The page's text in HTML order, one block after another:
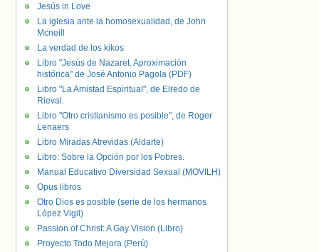
Jesús in Love
La iglesia ante la homosexualidad, de John
Mcneill
La verdad de los kikos
Libro "Jesús de Nazaret. Aproximación
histórica" de José Antonio Pagola (PDF)
Libro "La Amistad Espiritual", de Elredo de
Rieval.
Libro "Otro cristianismo es posible", de Roger
Lenaers
Libro Miradas Atrevidas (Aldarte)
Libro: Sobre la Opción por los Pobres.
Manual Educativo Diversidad Sexual (MOVILH)
Opus libros
Otro Dios es posible (serie de los hermanos
López Vigil)
Passion of Christ: A Gay Vision (Libro)
Proyecto Todo Mejora (Perú)